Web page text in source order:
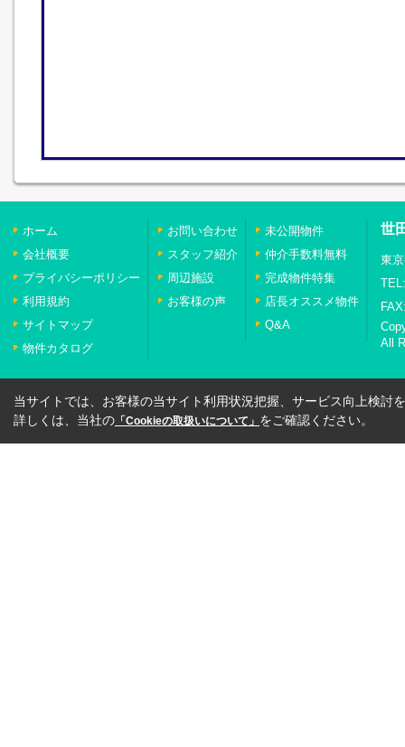
ホーム
会社概要
プライバシーポリシー
利用規約
サイトマップ
物件カタログ
お問い合わせ
スタッフ紹介
周辺施設
お客様の声
未公開物件
仲介手数料無料
完成物件特集
店長オススメ物件
Q&A
世
東
All
当サイトでは、お客様の当サイト利用状況把握、サービス向上検討
詳しくは、当社の 「Cookieの取扱いについて」 をご確認ください。